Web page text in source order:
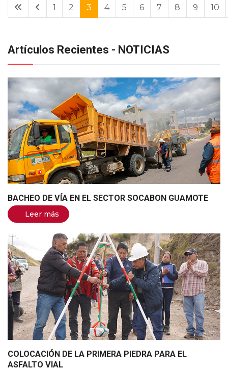
1 2 3 4 5 6 7 8 9 10
Artículos Recientes - NOTICIAS
BACHEO DE VÍA EN EL SECTOR SOCABON GUAMOTE
Leer más
COLOCACIÓN DE LA PRIMERA PIEDRA PARA EL
ASFALTO VIAL